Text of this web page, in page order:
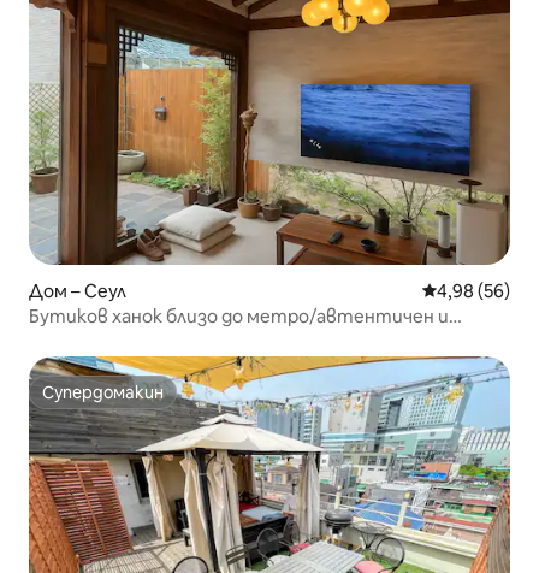
Дом – Сеул Средна
4,98 (56)
Бутиков ханок близо до метро/автентичен и
Супердомакин
Супердомакин